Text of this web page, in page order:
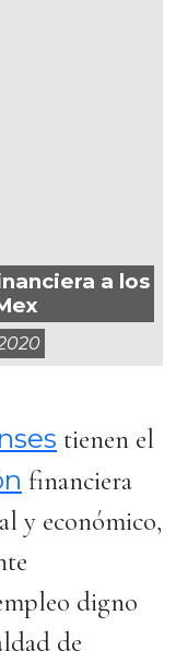
a los
tienen el
financiera
y económico,
digno
de